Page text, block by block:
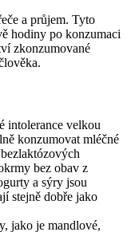
a průjem. Tyto
hodiny po konzumaci
zkonzumované
intolerance velkou
konzumovat mléčné
bez obav z
a sýry jsou
stejně dobře jako
jako je mandlové,